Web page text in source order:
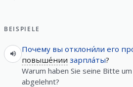
BEISPIELE
Почему вы отклони́ли его
повыше́нии зарпла́ты?
Warum haben Sie seine Bitte
abgelehnt?